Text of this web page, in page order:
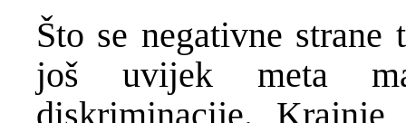
Što se negativne
još uvijek meta
diskriminacije.